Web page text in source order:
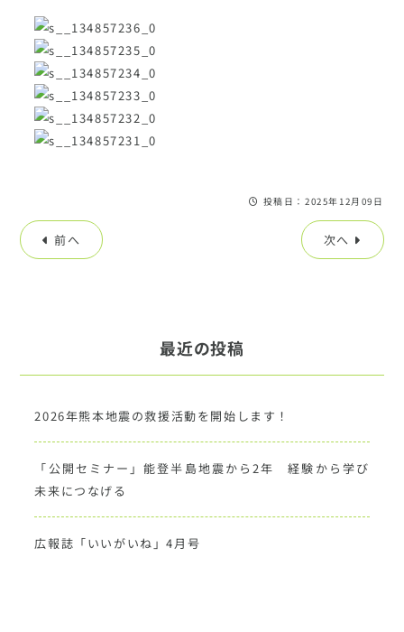
投稿日：2025年12月09日
前へ 次へ
最近の投稿
2026年熊本地震の救援活動を開始します！
「公開セミナー」能登半島地震から2年 経験から学び
未来につなげる
広報誌「いいがいね」4月号